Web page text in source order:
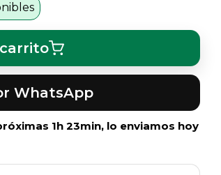
WhatsApp
1h 23min, lo enviamos hoy